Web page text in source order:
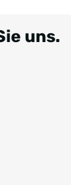
uns.